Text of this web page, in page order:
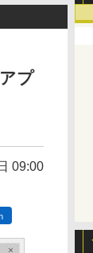
プ
09:00